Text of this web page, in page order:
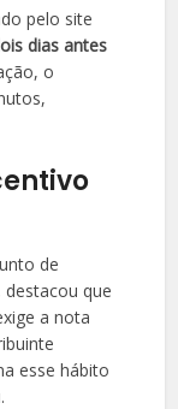
pelo site
dias antes
o
de
destacou que
a nota
esse hábito